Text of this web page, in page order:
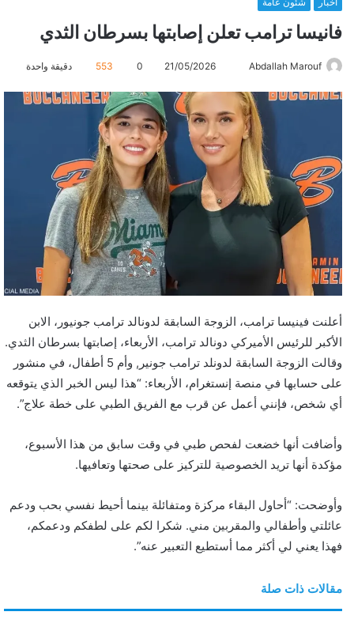
فانيسا ترامب تعلن إصابتها بسرطان الثدي
Abdallah Marouf
ل
ر
ي
د
ت
ن
ي
ا
21/05/2026
0
553 دقيقة واحدة
أعلنت فينيسا ترامب، الزوجة السابقة لدونالد ترامب جونيور، الابن
الأكبر للرئيس الأميركي دونالد ترامب، الأربعاء، إصابتها بسرطان الثدي.
وقالت الزوجة السابقة لدونلد ترامب جونير, وأم 5 أطفال، في منشور
على حسابها في منصة إنستغرام، الأربعاء: “هذا ليس الخبر الذي يتوقعه
أي شخص، فإنني أعمل عن قرب مع الفريق الطبي على خطة علاج”.
وأضافت أنها خضعت لفحص طبي في وقت سابق من هذا الأسبوع،
مؤكدة أنها تريد الخصوصية للتركيز على صحتها وتعافيها.
وأوضحت: “أحاول البقاء مركزة ومتفائلة بينما أحيط نفسي بحب ودعم
عائلتي وأطفالي والمقربين مني. شكرا لكم على لطفكم ودعمكم،
فهذا يعني لي أكثر مما أستطيع التعبير عنه”.
مقالات ذات صلة